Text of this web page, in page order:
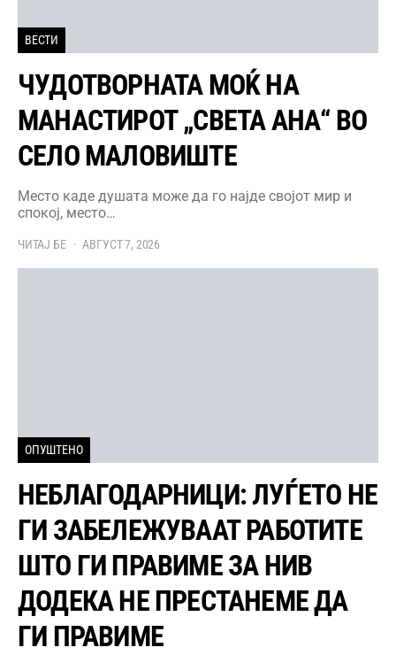
ВЕСТИ
ЧУДОТВОРНАТА МОЌ НА
МАНАСТИРОТ „СВЕТА АНА“ ВО
СЕЛО МАЛОВИШТЕ
Место каде душата може да го најде својот мир и
спокој, место…
ЧИТАЈ БЕ АВГУСТ 7, 2026
ОПУШТЕНО
НЕБЛАГОДАРНИЦИ: ЛУЃЕТО НЕ
ГИ ЗАБЕЛЕЖУВААТ РАБОТИТЕ
ШТО ГИ ПРАВИМЕ ЗА НИВ
ДОДЕКА НЕ ПРЕСТАНЕМЕ ДА
ГИ ПРАВИМЕ